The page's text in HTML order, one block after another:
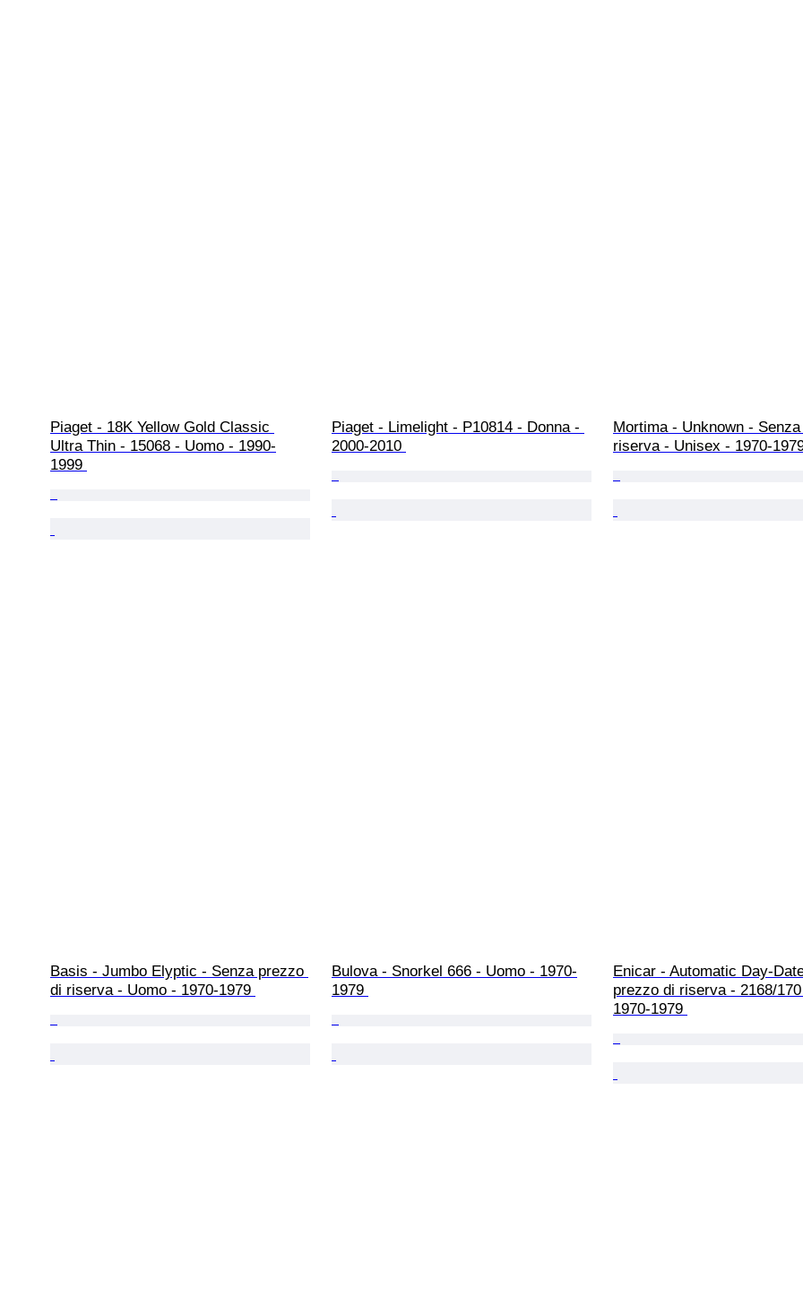
Piaget - 18K Yellow Gold Classic
Ultra Thin - 15068 - Uomo - 1990-
1999
Piaget - Limelight - P10814 - Donna -
2000-2010
Mortima - Unknown -
riserva - Unisex - 1970-
Basis - Jumbo Elyptic - Senza prezzo
di riserva - Uomo - 1970-1979
Bulova - Snorkel 666 - Uomo - 1970-
1979
Enicar - Automatic Day-
prezzo di riserva - 2168/
1970-1979